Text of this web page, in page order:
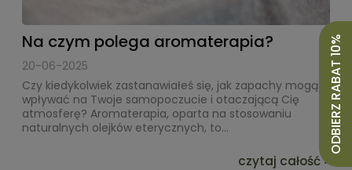
Na czym polega aromaterapia?
20-06-2025
Czy kiedykolwiek zastanawiałeś się, jak zapachy mogą
wpływać na Twoje samopoczucie i otaczającą Cię
atmosferę? Aromaterapia, oparta na stosowaniu
naturalnych olejków eterycznych, to...
czytaj całość »
ODBIERZ RABAT 10%